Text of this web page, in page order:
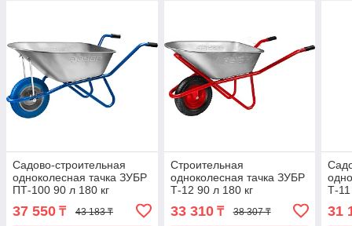
Садово-строительная
одноколесная тачка ЗУБР
ПТ-100 90 л 180 кг
37 550 ₸ 43 183 ₸
Строительная
одноколесная тачка ЗУБР
Т-12 90 л 180 кг
33 310₸ 38 307 ₸
Т-11
31